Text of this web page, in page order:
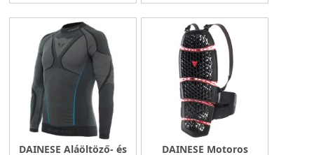
DAINESE Aláöltöző- és DAINESE Motoros